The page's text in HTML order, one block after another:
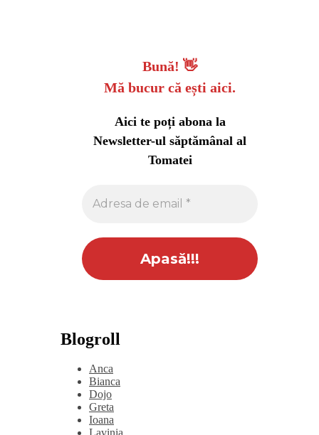
Bună! 👋
Mă bucur că ești aici.
Aici te poți abona la
Newsletter-ul săptămânal al
Tomatei
Blogroll
Anca
Bianca
Dojo
Greta
Ioana